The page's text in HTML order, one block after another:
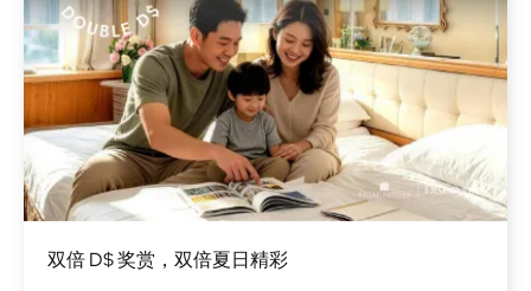
双倍 D$ 奖赏，双倍夏日精彩